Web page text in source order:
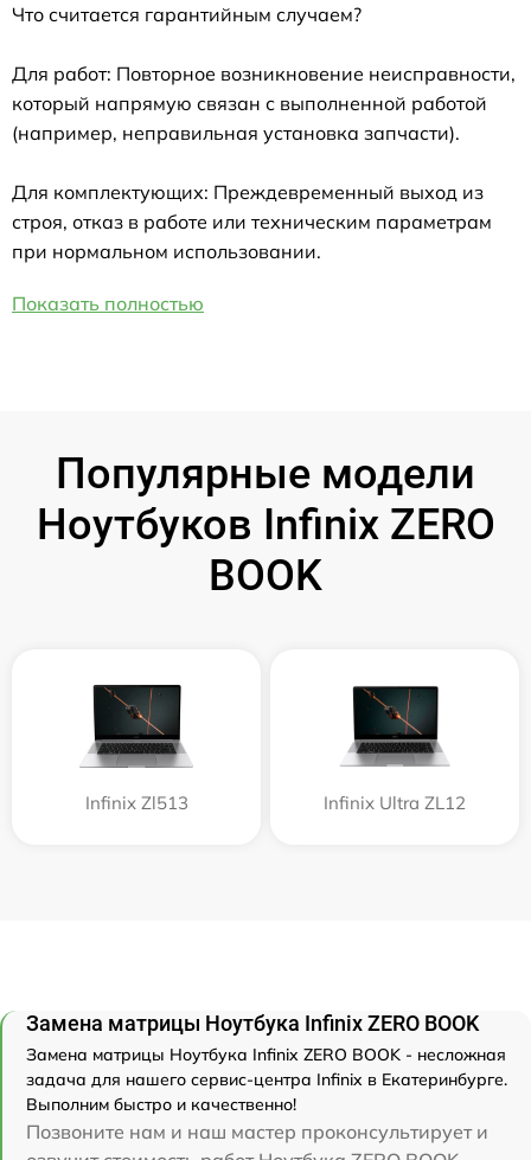
Что считается гарантийным случаем?
Для работ: Повторное возникновение неисправности,
который напрямую связан с выполненной работой
(например, неправильная установка запчасти).
Для комплектующих: Преждевременный выход из
строя, отказ в работе или техническим параметрам
при нормальном использовании.
Показать полностью
Популярные модели
Ноутбуков Infinix ZERO
BOOK
Infinix Zl513 Infinix Ultra ZL12
Замена матрицы Ноутбука Infinix ZERO BOOK
Замена матрицы Ноутбука Infinix ZERO BOOK - несложная
задача для нашего сервис-центра Infinix в Екатеринбурге.
Выполним быстро и качественно!
Позвоните нам и наш мастер проконсультирует и